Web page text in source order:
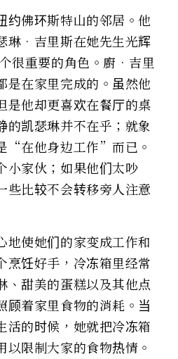
约佛环斯特山的邻居。他
琳•吉里斯在她先生光辉
很重要的角色。廚•吉里
是在家里完成的。虽然他
是他却更喜欢在餐厅的桌
的凯瑟琳并不在乎；就象
“在他身边工作”而已。
小家伙；如果他们太吵
些比较不会转移旁人注意
使她们的家变成工作和
烹饪好手，冷冻箱里经常
、甜美的蛋糕以及其他点
顾着家里食物的消耗。当
活的时候，她就把冷冻箱
限制大家的食物热情。